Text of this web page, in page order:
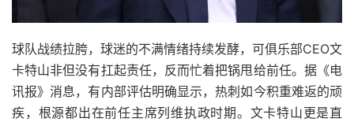
球队战绩拉胯，球迷的不满情绪持续发酵，可俱乐部CEO文
卡特山非但没有扛起责任，反而忙着把锅甩给前任。据《电
讯报》消息，有内部评估明确显示，热刺如今积重难返的顽
疾，根源都出在前任主席列维执政时期。文卡特山更是直